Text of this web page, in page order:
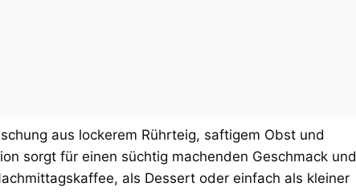
aus lockerem Rührteig, saftigem Obst und
sorgt für einen süchtig machenden Geschmack und
als Dessert oder einfach als kleiner